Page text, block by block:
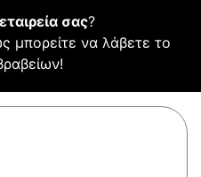
σας?
μπορείτε να λάβετε το